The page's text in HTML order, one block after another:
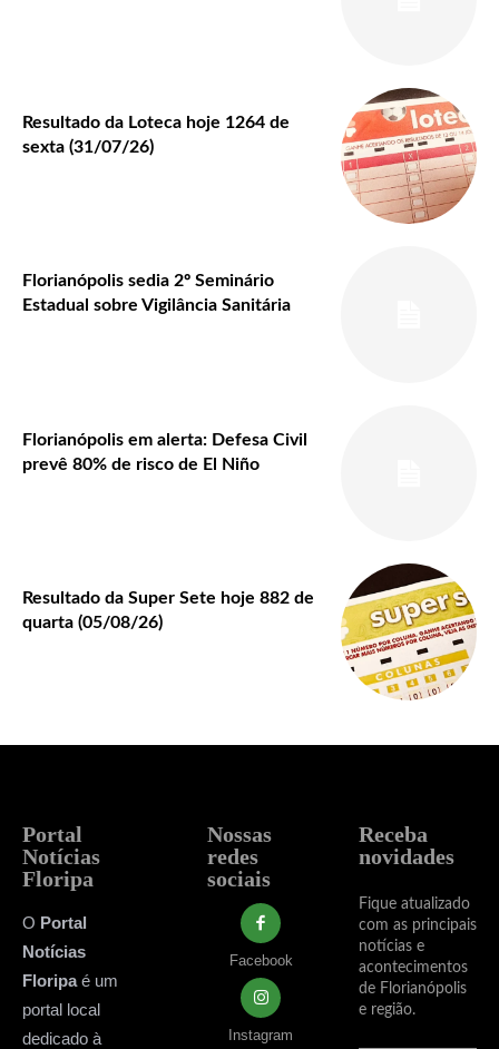
Resultado da Loteca hoje 1264 de
sexta (31/07/26)
Florianópolis sedia 2º Seminário
Estadual sobre Vigilância Sanitária
Florianópolis em alerta: Defesa Civil
prevê 80% de risco de El Niño
Resultado da Super Sete hoje 882 de
quarta (05/08/26)
Portal
Notícias
Floripa
O Portal
Notícias
Floripaé um
portal local
dedicado à
Nossas
redes
sociais
Facebook
Instagram
Receba
novidades
Fique atualizado
com as principais
notícias e
acontecimentos
de Florianópolis
e região.